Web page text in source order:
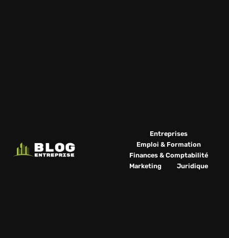
Entreprises
Emploi & Formation
Finances & Comptabilité
Marketing
Juridique